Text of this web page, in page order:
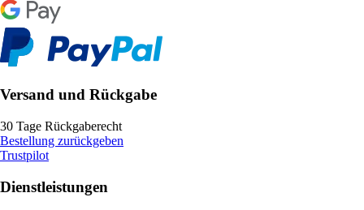
Versand und Rückgabe
30 Tage Rückgaberecht
Bestellung zurückgeben
Trustpilot
Dienstleistungen